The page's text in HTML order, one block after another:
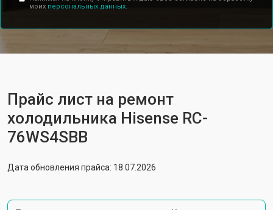
моих персональных данных.
Прайс лист на ремонт
холодильника Hisense RC-
76WS4SBB
Дата обновления прайса: 18.07.2026